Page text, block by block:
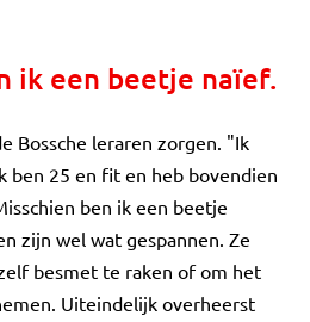
ik een beetje naïef.
Bossche leraren zorgen. "Ik
ben 25 en fit en heb bovendien
ben ik een beetje
zijn wel wat gespannen. Ze
besmet te raken of om het
Uiteindelijk overheerst